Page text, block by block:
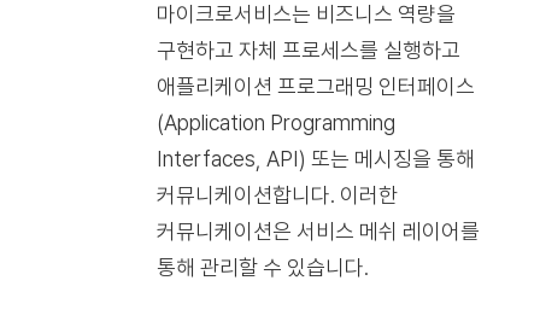
마이크로서비스는 비즈니스 역량을
구현하고 자체 프로세스를 실행하고
애플리케이션 프로그래밍 인터페이스
(Application Programming
Interfaces, API) 또는 메시징을 통해
커뮤니케이션합니다. 이러한
커뮤니케이션은 서비스 메쉬 레이어를
통해 관리할 수 있습니다.